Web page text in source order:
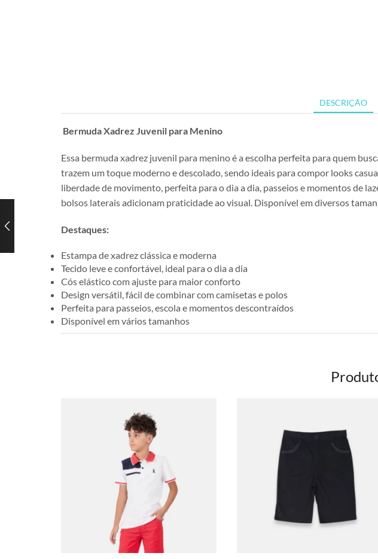
DESCRIÇÃO
Bermuda Xadrez Juvenil para Menino
Essa bermuda xadrez juvenil para menino é a escolha perfeita para quem
trazem um toque moderno e descolado, sendo ideais para compor looks
liberdade de movimento, perfeita para o dia a dia, passeios e momentos de
bolsos laterais adicionam praticidade ao visual. Disponível em diversos
Destaques:
Estampa de xadrez clássica e moderna
Tecido leve e confortável, ideal para o dia a dia
Cós elástico com ajuste para maior conforto
Design versátil, fácil de combinar com camisetas e polos
Perfeita para passeios, escola e momentos descontraídos
Disponível em vários tamanhos